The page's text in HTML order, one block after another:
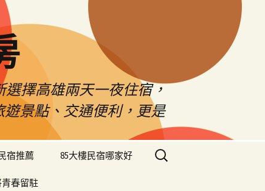
擇高雄兩天一夜住宿，
景點、交通便利，更是
宿推薦 85大樓民宿哪家好
春留駐
搜
尋